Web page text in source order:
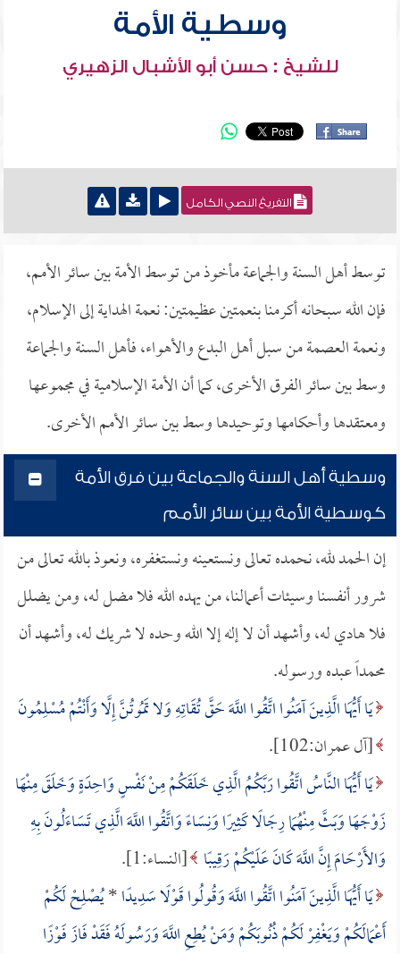
وسطية الأمة
للشيخ : حسن أبو الأشبال الزهيري
التفريغ النصي الكامل
توسط أهل السنة والجماعة مأخوذ من توسط الأمة بين سائر الأمم،
فإن الله سبحانه أكرمنا بنعمتين عظيمتين: نعمة الهداية إلى الإسلام،
ونعمة العصمة من سبل أهل البدع والأهواء، فأهل السنة والجماعة
وسط بين سائر الفرق الأخرى، كما أن الأمة الإسلامية في مجموعها
ومعتقدها وأحكامها وتوحيدها وسط بين سائر الأمم الأخرى.
وسطية أهل السنة والجماعة بين فرق الأمة
كوسطية الأمة بين سائر الأمم
إن الحمد لله، نحمده تعالى ونستعينه ونستغفره، ونعوذ بالله تعالى من
شرور أنفسنا وسيئات أعمالنا، من يهده الله فلا مضل له، ومن يضلل
فلا هادي له، وأشهد أن لا إله إلا الله وحده لا شريك له، وأشهد أن
محمداً عبده ورسوله.
يَا أَيُّهَا الَّذِينَ آمَنُوا اتَّقُوا اللَّهَ حَقَّ تُقَاتِهِ وَلا تَمُوتُنَّ إِلَّا وَأَنْتُمْ مُسْلِمُونَ
[آل عمران:102].
يَا أَيُّهَا النَّاسُ اتَّقُوا رَبَّكُمُ الَّذِي خَلَقَكُمْ مِنْ نَفْسٍ وَاحِدَةٍ وَخَلَقَ مِنْهَا
زَوْجَهَا وَبَثَّ مِنْهُمَا رِجَالًا كَثِيرًا وَنِسَاءً وَاتَّقُوا اللَّهَ الَّذِي تَسَاءَلُونَ بِهِ
وَالأَرْحَامَ إِنَّ اللَّهَ كَانَ عَلَيْكُمْ رَقِيبًا [النساء:1].
يَا أَيُّهَا الَّذِينَ آمَنُوا اتَّقُوا اللَّهَ وَقُولُوا قَوْلًا سَدِيدًا*يُصْلِحْ لَكُمْ
أَعْمَالَكُمْ وَيَغْفِرْ لَكُمْ ذُنُوبَكُمْ وَمَنْ يُطِعِ اللَّهَ وَرَسُولَهُ فَقَدْ فَازَ فَوْزًا